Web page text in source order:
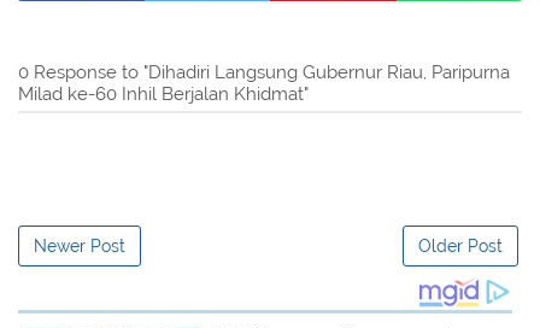
0 Response to "Dihadiri Langsung Gubernur Riau, Paripurna
Milad ke-60 Inhil Berjalan Khidmat"
Newer Post Older Post